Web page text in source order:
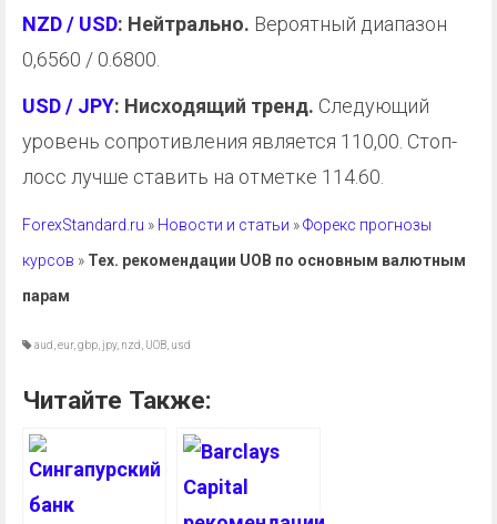
NZD / USD: Нейтрально. Вероятный диапазон
0,6560 / 0.6800.
USD / JPY: Нисходящий тренд. Следующий
уровень сопротивления является 110,00. Стоп-
лосс лучше ставить на отметке 114.60.
ForexStandard.ru » Новости и статьи »Форекс прогнозы
курсов » Тех. рекомендации UOB по основным валютным
парам
aud eur, gbp jpy, nzd UOB usd
Читайте Также: